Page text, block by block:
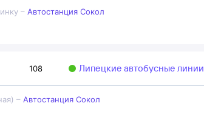
– Автостанция Сокол
108 Липецкие автобусные линии
– Автостанция Сокол